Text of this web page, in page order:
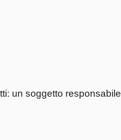
un soggetto responsabile